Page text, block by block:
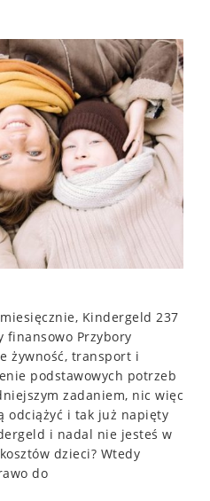
Kindergeld 237
finansowo Przybory
żywność, transport i
podstawowych potrzeb
zadaniem, nic więc
odciążyć i tak już napięty
i nadal nie jesteś w
dzieci? Wtedy
do